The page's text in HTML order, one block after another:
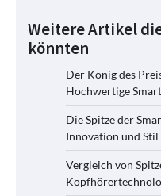
Weitere Artikel
könnten
Der König des
Hochwertige
Die Spitze der
Innovation und
Vergleich von